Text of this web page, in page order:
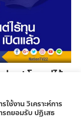
อ ป.โท แต่ไร้
แล้ว
ช้งาน วิเคราะห์การ
รถยอมรับ ปฏิเสธ